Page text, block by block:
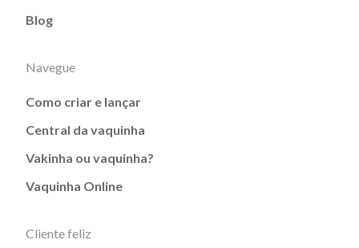
Blog
Navegue
Como criar e lançar
Central da vaquinha
Vakinha ou vaquinha?
Vaquinha Online
Cliente feliz